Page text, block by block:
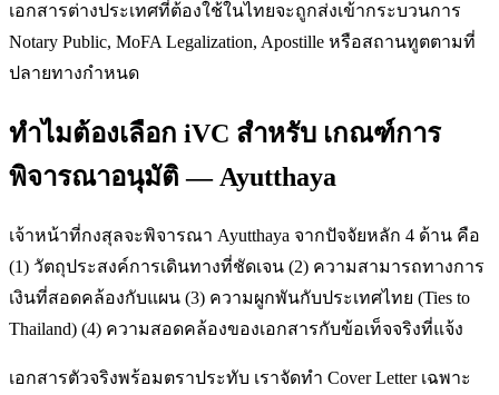
เอกสารต่างประเทศที่ต้องใช้ในไทยจะถูกส่งเข้ากระบวนการ
Notary Public, MoFA Legalization, Apostille หรือสถานทูตตามที่
ปลายทางกำหนด
ทำไมต้องเลือก iVC สำหรับ เกณฑ์การ
พิจารณาอนุมัติ — Ayutthaya
เจ้าหน้าที่กงสุลจะพิจารณา Ayutthaya จากปัจจัยหลัก 4 ด้าน คือ
(1) วัตถุประสงค์การเดินทางที่ชัดเจน (2) ความสามารถทางการ
เงินที่สอดคล้องกับแผน (3) ความผูกพันกับประเทศไทย (Ties to
Thailand) (4) ความสอดคล้องของเอกสารกับข้อเท็จจริงที่แจ้ง
เอกสารตัวจริงพร้อมตราประทับ เราจัดทำ Cover Letter เฉพาะ